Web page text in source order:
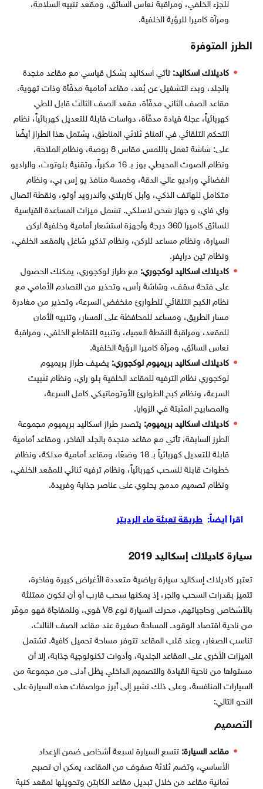
للجزء الخلفي، ومراقبة نعاس السائق، ومقعد تنبيه السلامة،
ومرآة كاميرا للرؤية الخلفية.
الطرز المتوفرة
كاديلاك اسكاليد: تأتي اسكاليد بشكل قياسي مع مقاعد منجدة
بالجلد، وبدء التشغيل عن بُعد، مقاعد أمامية مدفّأة وذات تهوية،
مقاعد الصف الثاني مدفّأة، مقعد الصف الثالث قابل للطي
كهربائياً، عجلة قيادة مدفّأة، دواسات قابلة للتعديل كهربائياً، نظام
التحكم التلقائي في المناخ ثلاثي المناطق، يشتمل هذا الطراز أيضًا
على: شاشة تعمل باللمس مقاس 8 بوصة، ونظام الملاحة،
ونظام الصوت المحيطي بوز بـ 16 مكبراً، وتقنية بلوتوث، والراديو
الفضائي وراديو عالي الدقة، وخمسة منافذ يو إس بي، ونظام
متكامل للهاتف الذكي، وأبل كاربلاي وأندرويد أوتو، ونقطة اتصال
واي فاي، و جهاز شحن لاسلكي. تشمل ميزات المساعدة القياسية
للسائق كاميرا 360 درجة وأجهزة استشعار أمامية وخلفية لركن
السيارة، ونظام مساعد للركن، ونظام تذكير شاغل بالمقعد الخلفي،
ونظام تين درايفر.
كاديلاك اسكاليد لوكجوري: مع طراز لوكجوري، يمكنك الحصول
على فتحة سقف، وشاشة رأس، وتحذير من التصادم الأمامي مع
نظام الكبح التلقائي للطوارئ منخفض السرعة، وتحذير من مغادرة
مسار الطريق، ومساعد للمحافظة على المسار، وتنبيه الأمان
للمقعد، ومراقبة النقطة العمياء، وتنبيه للتقاطع الخلفي، ومراقبة
نعاس السائق، ومرآة كاميرا الرؤية الخلفية.
كاديلاك اسكاليد بريميوم لوكجوري: يضيف طراز بريميوم
لوكجوري نظام الترفيه للمقاعد الخلفية بلو راي، ونظام تثبيت
السرعة، ونظام كبح الطوارئ الأوتوماتيكي كامل السرعة،
والمصابيح المثبتة في الزوايا.
كاديلاك اسكاليد بريميوم: يتصدر طراز اسكاليد بريميوم مجموعة
الطرز السابقة، تأتي مع مقاعد منجدة بالجلد الفاخر، ومقاعد أمامية
قابلة للتعديل كهربائياً بـ 18 وضعًا، ومقاعد أمامية مدلكة، ونظام
خطوات قابلة للسحب كهربائياً، ونظام ترفيه ثنائي للمقعد الخلفي،
ونظام تصميم مدمج يحتوي على عناصر جذابة وفريدة.
اقرأ أيضاً: طريقة تعبئة ماء الرديتر
سيارة كاديلاك إسكاليد 2019
تعتبر كاديلاك إسكاليد سيارة رياضية متعددة الأغراض كبيرة وفاخرة،
تتميز بقدرات السحب والجر، إذ يمكنها سحب قارب أو أن تكون ممتلئة
بالأشخاص وحاجياتهم، محرك السيارة نوع V8 قوي، وللمفاجأة فهو موفّر
من ناحية اقتصاد الوقود. المساحة صغيرة عند مقاعد الصف الثالث،
تناسب الصغار، وعند قلب المقاعد تتوفر مساحة تحميل كافية. تشتمل
الميزات الأخرى على المقاعد الجلدية، وأدوات تكنولوجية جذابة، إلا أن
مستواها من ناحية القيادة والتصميم الداخلي يظل أدنى من مجموعة من
السيارات المنافسة، وعلى ذلك نشير إلى أبرز مواصفات هذه السيارة على
النحو التالي:
التصميم
مقاعد السيارة: تتسع السيارة لسبعة أشخاص ضمن الإعداد
الأساسي، وتضم ثلاثة صفوف من المقاعد، يمكن أن تصبح
ثمانية مقاعد من خلال تبديل مقاعد الكابتن وتحويلها لمقعد كنبة